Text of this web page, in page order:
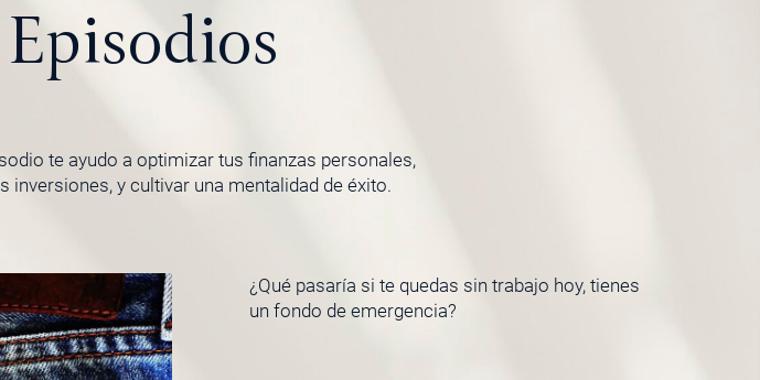
Episodios
te ayudo a optimizar tus finanzas personales,
y cultivar una mentalidad de éxito.
¿Qué pasaría si te quedas sin trabajo hoy, tienes
un fondo de emergencia?